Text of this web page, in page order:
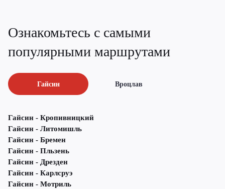
Ознакомьтесь с самыми
популярными маршрутами
Гайсин Вроцлав
Гайсин - Кропивницкий
Гайсин - Литомишль
Гайсин - Бремен
Гайсин - Пльзень
Гайсин - Дрезден
Гайсин - Карлсруэ
Гайсин - Мотриль